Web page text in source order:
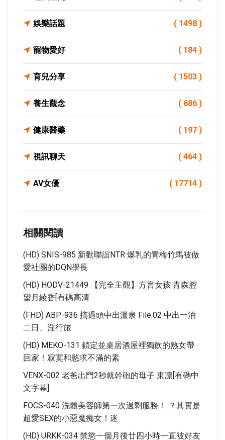
娛樂話題 ( 1498 )
寵物愛好 ( 184 )
育兒分享 ( 1503 )
養生觀念 ( 686 )
健康醫藥 ( 197 )
視訊聊天 ( 464 )
AV女優 ( 17714 )
相關閱讀
(HD) SNIS-985 新歡聯誼NTR 爆乳的青梅竹馬被做
愛社團的DQN學長
(HD) HODV-21449 【完全主觀】方言女孩 青森腔
望月綾香[有碼高清
(FHD) ABP-936 搞過頭中出溫泉 File.02 中出一泊
二日、淫行旅
(HD) MEKO-131 鎖定並桌居酒屋裡獨飲的熟女帶
回家！寂寞和慾求不滿的素
VENX-002 老爸出門2秒就幹砲的母子 東凛[有碼中
文字幕]
FOCS-040 洗體美容師第一次過剩服務！ ？其實是
超愛SEX的小惡魔痴女！迷
(HD) URKK-034 禁慾一個月後廿四小時一直被好友